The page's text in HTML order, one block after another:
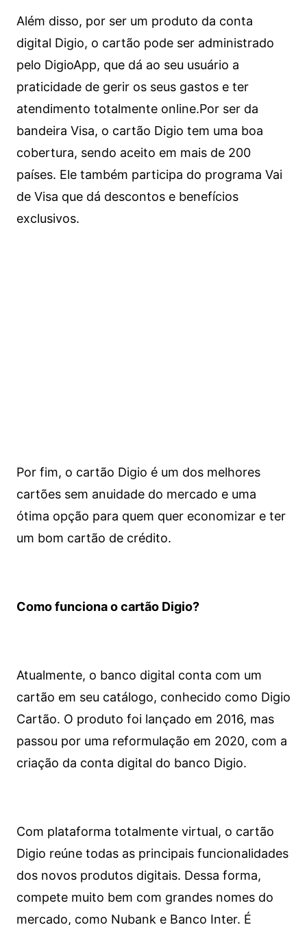
Além disso, por ser um produto da conta
digital Digio, o cartão pode ser administrado
pelo DigioApp, que dá ao seu usuário a
praticidade de gerir os seus gastos e ter
atendimento totalmente online.Por ser da
bandeira Visa, o cartão Digio tem uma boa
cobertura, sendo aceito em mais de 200
países. Ele também participa do programa Vai
de Visa que dá descontos e benefícios
exclusivos.
Por fim, o cartão Digio é um dos melhores
cartões sem anuidade do mercado e uma
ótima opção para quem quer economizar e ter
um bom cartão de crédito.
Como funciona o cartão Digio?
Atualmente, o banco digital conta com um
cartão em seu catálogo, conhecido como Digio
Cartão. O produto foi lançado em 2016, mas
passou por uma reformulação em 2020, com a
criação da conta digital do banco Digio.
Com plataforma totalmente virtual, o cartão
Digio reúne todas as principais funcionalidades
dos novos produtos digitais. Dessa forma,
compete muito bem com grandes nomes do
mercado, como Nubank e Banco Inter. É